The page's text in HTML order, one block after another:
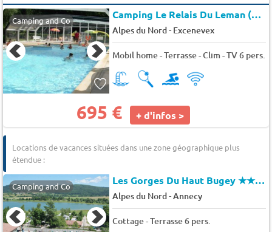
Camping and Co Camping Le Relais Du Leman (Messery à 5 km)
Alpes du Nord- Excenevex
Mobil home - Terrasse - Clim - TV 6 pers.
695 € + d'infos >
Locations de vacances situées dans une zone géographique plus
étendue :
Camping and Co Les Gorges Du Haut Bugey★★★★
Alpes du Nord-Annecy
Cottage - Terrasse 6 pers.